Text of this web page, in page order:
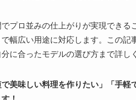
プロ並みの仕上がりが実現できる
で幅広い用途に対応します。この記
分に合ったモデルの選び方まで詳し
で美味しい料理を作りたい」「手